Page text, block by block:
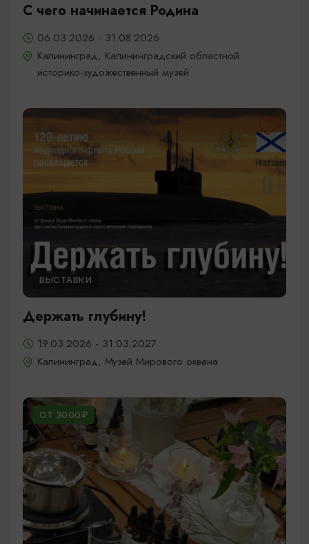
С чего начинается Родина
06.03.2026 - 31.08.2026
Калининград, Калининградский областной
историко-художественный музей
ВЫСТАВКИ
Держать глубину!
19.03.2026 - 31.03.2027
Калининград, Музей Мирового океана
ОТ 3000₽